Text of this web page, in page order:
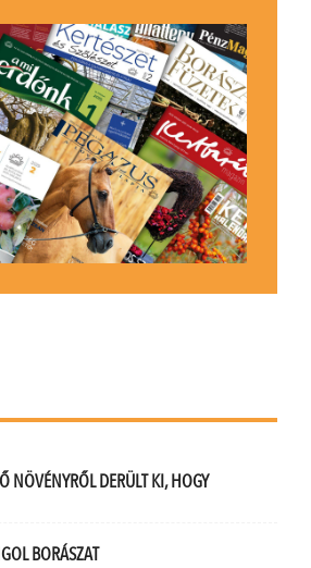
NÖVÉNYRŐL DERÜLT KI, HOGY
BORÁSZAT